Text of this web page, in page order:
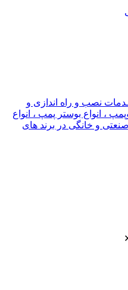
نصب و راه اندازی و
، انواع بوستر پمپ ، انواع
و خانگی در برند های